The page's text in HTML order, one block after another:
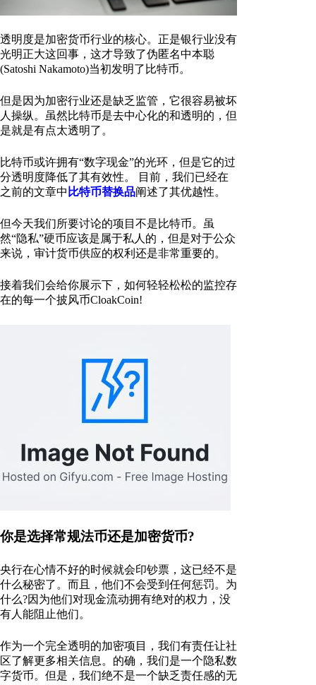
透明度是加密货币行业的核心。正是银行业没有
光明正大这回事，这才导致了伪匿名中本聪
(Satoshi Nakamoto)当初发明了比特币。
但是因为加密行业还是缺乏监管，它很容易被坏
人操纵。虽然比特币是去中心化的和透明的，但
是就是有点太透明了。
比特币或许拥有“数字现金”的光环，但是它的过
分透明度降低了其有效性。 目前，我们已经在
之前的文章中 比特币替换品阐述了其优越性。
但今天我们所要讨论的项目不是比特币。虽
然“隐私”硬币应该是属于私人的，但是对于公众
来说，审计货币供应的权利还是非常重要的。
接着我们会给你展示下，如何轻轻松松的监控存
在的每一个披风币CloakCoin!
你是选择常规法币还是加密货币?
央行在心情不好的时候就会印钞票，这已经不是
什么秘密了。而且，他们不会受到任何惩罚。为
什么?因为他们对现金流动拥有绝对的权力，没
有人能阻止他们。
作为一个完全透明的加密项目，我们有责任让社
区了解更多相关信息。的确，我们是一个隐私数
字货币。但是，我们绝不是一个缺乏责任感的无